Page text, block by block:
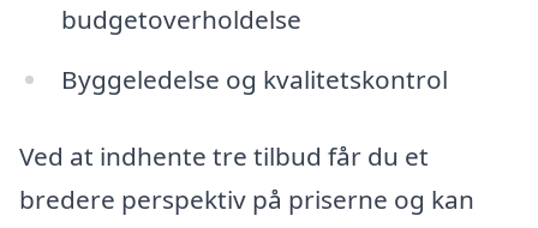
budgetoverholdelse
Byggeledelse og kvalitetskontrol
Ved at indhente tre tilbud får du et
bredere perspektiv på priserne og kan